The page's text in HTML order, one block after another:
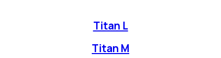
Titan L
Titan M